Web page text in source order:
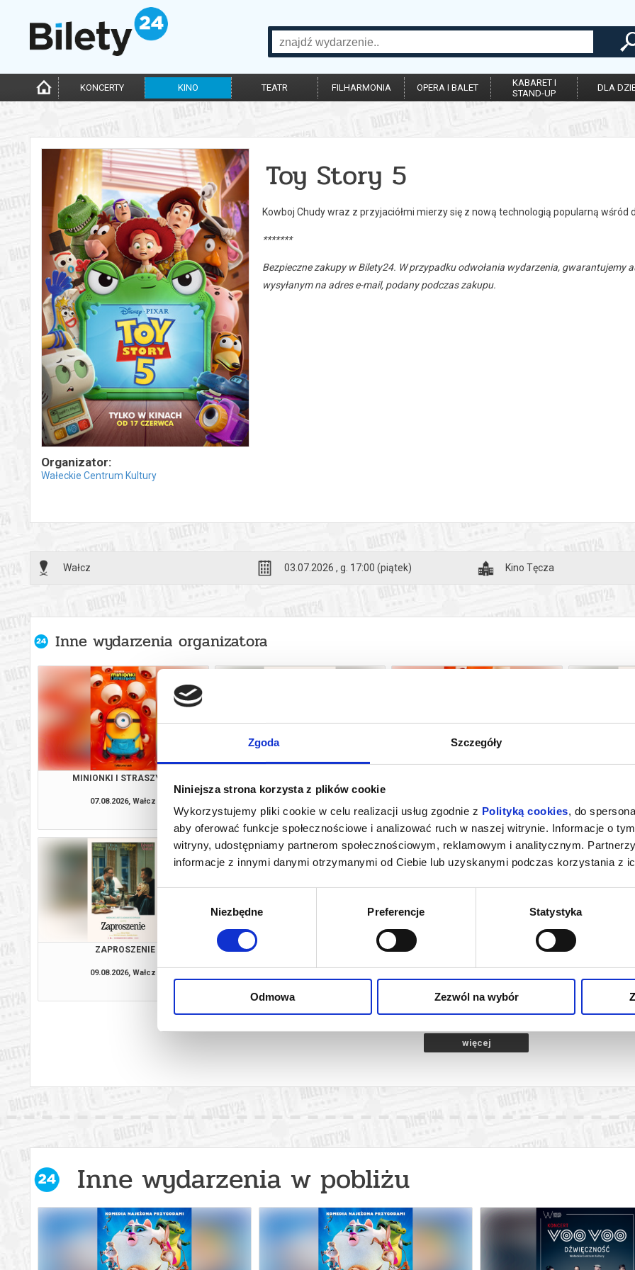
Zgoda Szczegóły
Niniejsza strona korzysta z plików cookie
Wykorzystujemy pliki cookie w celu realizacji usług zgodnie z Polityką cookies, do
aby oferować funkcje społecznościowe i analizować ruch w naszej witrynie. Informacje o
witryny, udostępniamy partnerom społecznościowym, reklamowym i analitycznym.
informacje z innymi danymi otrzymanymi od Ciebie lub uzyskanymi podczas korzystania z
Niezbędne Preferencje Statystyka
Odmowa Zezwól na wybór
KONCERTY KINO TEATR FILHARMONIA OPERA I BALET
KABARET I
STAND-UP
DLA
Organizator:
Wałeckie Centrum Kultury
Toy Story 5
Kowboj Chudy wraz z przyjaciółmi mierzy się z nową technologią popularną wśród
*******
Bezpieczne zakupy w Bilety24. W przypadku odwołania wydarzenia,
wysyłanym na adres e-mail, podany podczas zakupu.
Wałcz 03.07.2026 , g. 17:00 (piątek) Kino Tęcza
Inne wydarzenia organizatora
MINIONKI I STRASZYDŁA
07.08.2026, Wałcz
kup bilet
kup bilet
kup bilet
ZAPROSZENIE
09.08.2026, Wałcz
SPIDER-MAN. CAŁKIEM NOWY DZIEŃ
więcej
Inne wydarzenia w pobliżu